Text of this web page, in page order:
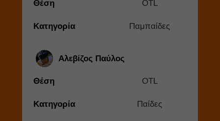
Θέση OTL
Κατηγορία Παμπαίδες
Αλεβίζος Παύλος
Θέση OTL
Κατηγορία Παίδες